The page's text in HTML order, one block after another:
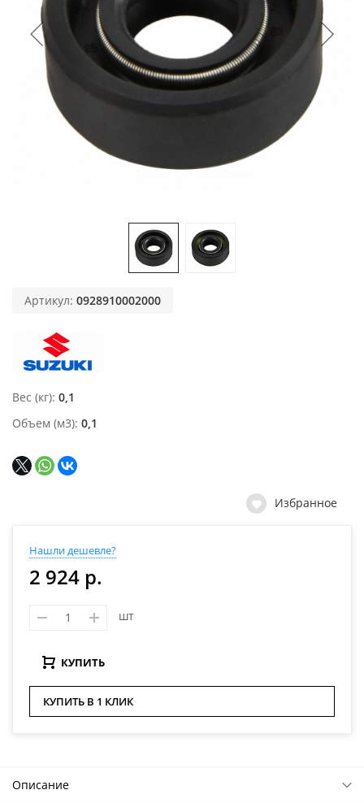
Артикул: 0928910002000
Вес (кг) 0,1
Объем (м3) 0,1
Избранное
Нашли дешевле?
2 924 р.
шт
КУПИТЬ
КУПИТЬ В 1 КЛИК
Описание